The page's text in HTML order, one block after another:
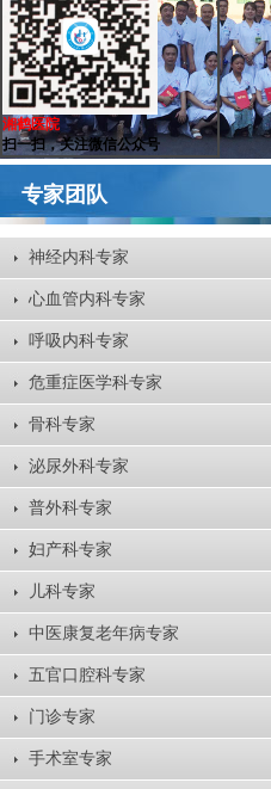
专家团队
神经内科专家
心血管内科专家
呼吸内科专家
危重症医学科专家
骨科专家
泌尿外科专家
普外科专家
妇产科专家
儿科专家
中医康复老年病专家
五官口腔科专家
门诊专家
手术室专家
湘鹤医院
扫一扫，关注微信公众号